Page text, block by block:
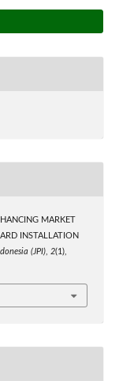
MARKET
INSTALLATION
(JPI), 2(1),